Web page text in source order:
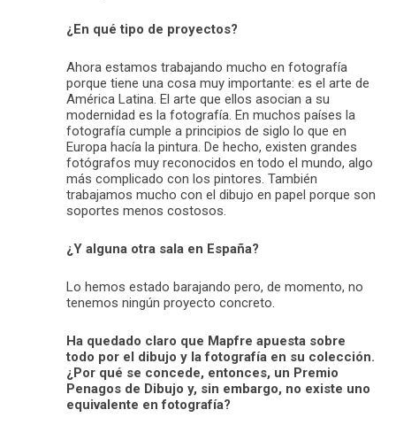
¿En qué tipo de proyectos?
Ahora estamos trabajando mucho en fotografía
porque tiene una cosa muy importante: es el arte de
América Latina. El arte que ellos asocian a su
modernidad es la fotografía. En muchos países la
fotografía cumple a principios de siglo lo que en
Europa hacía la pintura. De hecho, existen grandes
fotógrafos muy reconocidos en todo el mundo, algo
más complicado con los pintores. También
trabajamos mucho con el dibujo en papel porque son
soportes menos costosos.
¿Y alguna otra sala en España?
Lo hemos estado barajando pero, de momento, no
tenemos ningún proyecto concreto.
Ha quedado claro que Mapfre apuesta sobre
todo por el dibujo y la fotografía en su colección.
¿Por qué se concede, entonces, un Premio
Penagos de Dibujo y, sin embargo, no existe uno
equivalente en fotografía?